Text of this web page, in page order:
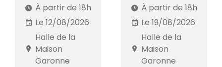
À partir de 18h
Le 12/08/2026
Halle de la
Maison
Garonne
À partir de 18h
Le 19/08/2026
Halle de la
Maison
Garonne